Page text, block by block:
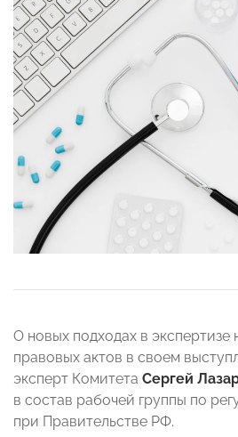
О новых подходах в экспертизе
правовых актов в своем
эксперт Комитета Сергей
в состав рабочей группы по
при Правительстве РФ.